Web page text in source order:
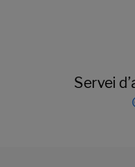
Servei